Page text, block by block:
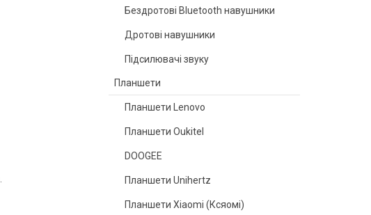
Бездротові Bluetooth навушники
Дротові навушники
Підсилювачі звуку
Планшети
Планшети Lenovo
Планшети Oukitel
DOOGEE
Планшети Unihertz
Планшети Xiaomi (Ксяомі)